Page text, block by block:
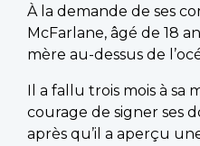
À la demande de ses
McFarlane, âgé de 18
mère au-dessus de
Il a fallu trois mois à
courage de signer ses
après qu’il a aperçu